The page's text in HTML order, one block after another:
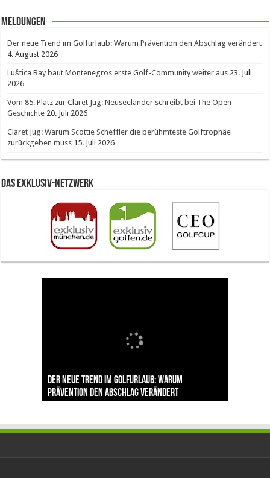
Meldungen
Der neue Trend im Golfurlaub: Warum Prävention den Abschlag verändert
4. August 2026
Luštica Bay baut Montenegros erste Golf-Community weiter aus 23. Juli
2026
Vom 85. Platz zur Claret Jug: Neuseeländer schreibt bei The Open
Geschichte 20. Juli 2026
Claret Jug: Warum Scottie Scheffler die berühmteste Golftrophäe
zurückgeben muss 15. Juli 2026
Das Exklusiv-Netzwerk
Der neue Trend im Golfurlaub: Warum
Prävention den Abschlag verändert
Luštica Bay baut Montenegros erste Golf-
Community weiter aus
Vom 85. Platz zur Claret Jug: Neuseeländer
schreibt bei The Open Geschichte
Claret Jug: Warum Scottie Scheffler die
berühmteste Golftrophäe zurückgeben muss
traditionsreiche Linksplatz zu den größten
Herausforderungen im Golfsport zählt